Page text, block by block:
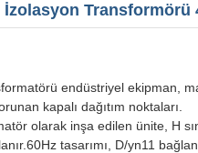
İzolasyon Transformörü
endüstriyel ekipman,
kapalı dağıtım noktaları.
olarak inşa edilen ünite, H
tasarımı, D/yn11